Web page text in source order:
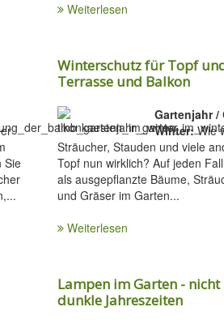
Sie
Weiterlesen
Winterschutz für Topf
Terrasse und Balkon
Gartenjahr /
Winter:Wie
Sträucher, Stauden und viele
Topf nun wirklich? Auf jeden
als ausgepflanzte Bäume,
und Gräser im Garten...
Weiterlesen
Lampen im Garten -
dunkle Jahreszeiten